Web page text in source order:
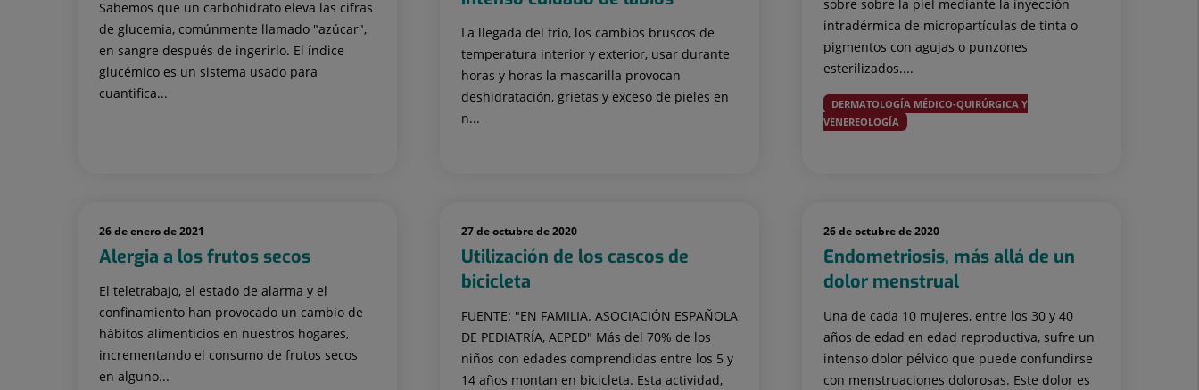
Sabemos que un carbohidrato eleva las cifras
de glucemia, comúnmente llamado "azúcar",
en sangre después de ingerirlo. El índice
glucémico es un sistema usado para
cuantifica...
La llegada del frío, los cambios bruscos de
temperatura interior y exterior, usar durante
horas y horas la mascarilla provocan
deshidratación, grietas y exceso de pieles en
n...
sobre sobre la piel mediante la inyección
intradérmica de micropartículas de tinta o
pigmentos con agujas o punzones
esterilizados....
DERMATOLOGÍA MÉDICO-QUIRÚRGICA Y
VENEREOLOGÍA
26 de enero de 2021
Alergia a los frutos secos
El teletrabajo, el estado de alarma y el
confinamiento han provocado un cambio de
hábitos alimenticios en nuestros hogares,
incrementando el consumo de frutos secos
en alguno...
27 de octubre de 2020
Utilización de los cascos de
bicicleta
FUENTE: "EN FAMILIA. ASOCIACIÓN ESPAÑOLA
DE PEDIATRÍA, AEPED" Más del 70% de los
niños con edades comprendidas entre los 5 y
14 años montan en bicicleta. Esta actividad,
26 de octubre de 2020
Endometriosis, más allá de un
dolor menstrual
Una de cada 10 mujeres, entre los 30 y 40
años de edad en edad reproductiva, sufre un
intenso dolor pélvico que puede confundirse
con menstruaciones dolorosas. Este dolor es